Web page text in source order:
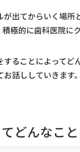
出てからいく場
極的に歯科医院に
ることによって
話ししていきます
どんなこ